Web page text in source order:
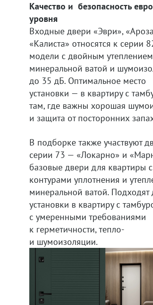
Качество и безопасность
уровня
Входные двери «Эври»,
«Калиста» относятся к серии
модели с двойным утеплением
минеральной ватой и
до 35 дБ. Оптимальное место
установки — в квартиру с
там, где важны хорошая
и защита от посторонних
В подборке также участвуют
серии 73 — «Локарно» и
базовые двери для квартиры
контурами уплотнения и
минеральной ватой. Подходят
установки в квартиру с
с умеренными требованиями
к герметичности, тепло-
и шумоизоляции.